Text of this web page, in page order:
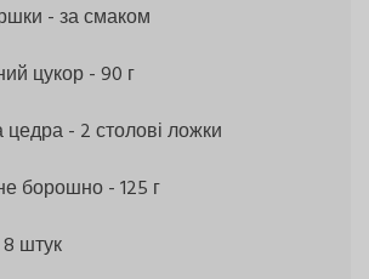
- за смаком
цукор- 90 г
цедра- 2 столові ложки
борошно- 125 г
штук